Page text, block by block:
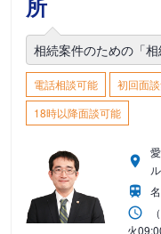
所
相続案件のための「
電話相談可能 初回面
18時以降面談可能
火